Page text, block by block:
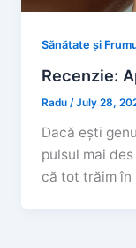
Sănătate și
Recenzie:
Radu/July 28,
Dacă ești
pulsul mai
că tot trăim